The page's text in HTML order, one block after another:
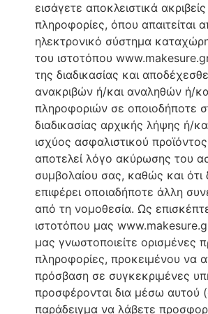
εισάγετε αποκλειστικά
πληροφορίες, όπου απαιτείται
ηλεκτρονικό σύστημα
του ιστοτόπου
της διαδικασίας και
ανακριβών ή/και αναληθών ή/
πληροφοριών σε οποιοδήποτε
διαδικασίας αρχικής λήψης ή/
ισχύος ασφαλιστικού
αποτελεί λόγο ακύρωσης του
συμβολαίου σας, καθώς και ότι
επιφέρει οποιαδήποτε άλλη
από τη νομοθεσία. Ως
ιστοτόπου μας
μας γνωστοποιείτε ορισμένες
πληροφορίες, προκειμένου να
πρόσβαση σε συγκεκριμένες
προσφέρονται δια μέσω αυτού
παράδειγμα να λάβετε